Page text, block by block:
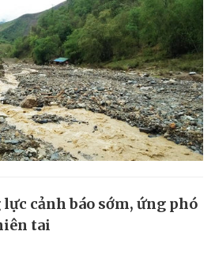
cảnh báo sớm, ứng phó
tai